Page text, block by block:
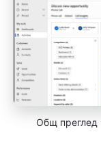
Общ преглед